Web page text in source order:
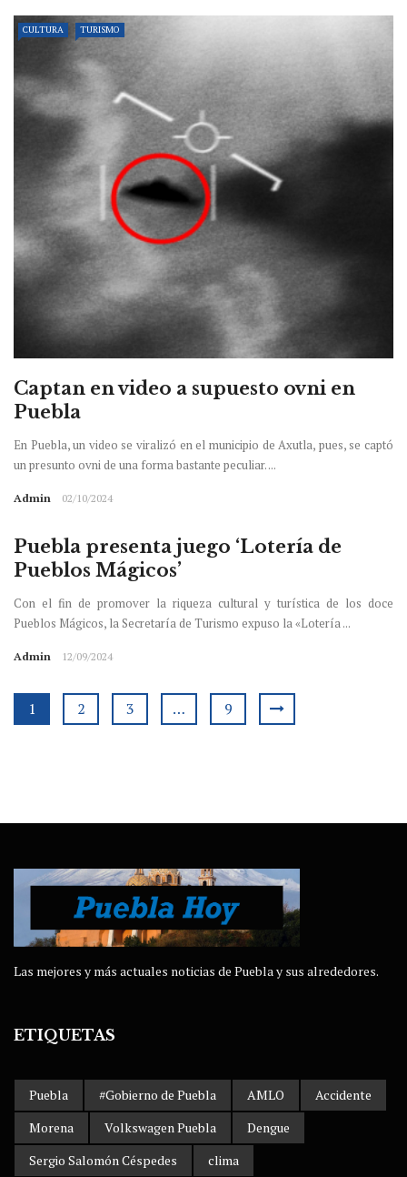
CULTURA TURISMO
Captan en video a supuesto ovni en
Puebla
En Puebla, un video se viralizó en el municipio de Axutla, pues, se captó
un presunto ovni de una forma bastante peculiar. ...
Admin 02/10/2024
Puebla presenta juego ‘Lotería de
Pueblos Mágicos’
Con el fin de promover la riqueza cultural y turística de los doce
Pueblos Mágicos, la Secretaría de Turismo expuso la «Lotería ...
Admin 12/09/2024
1 2 3 … 9
Las mejores y más actuales noticias de Puebla y sus alrededores.
ETIQUETAS
Puebla #Gobierno de Puebla AMLO
Accidente
Morena
Volkswagen Puebla
Dengue
Sergio Salomón Céspedes
clima